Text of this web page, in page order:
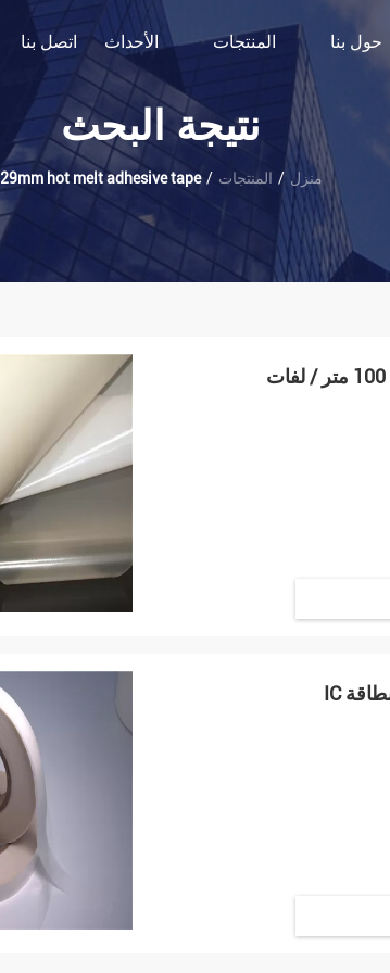
حول بنا المنتجات الأحداث اتصل بنا
نتيجة البحث
منزل / المنتجات /
29mm hot melt adhesive tape